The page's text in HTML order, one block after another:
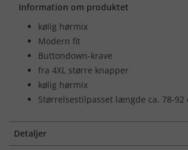
Information om produktet
kølig hørmix
Modern fit
Buttondown-krave
fra 4XL større knapper
kølig hørmix
Størrelsestilpasset længde ca. 78-92
Detaljer